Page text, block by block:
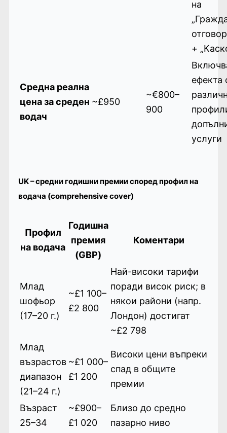
на
+
Средна реална
цена за среден
водач
~£950
~€800–
900
ефекта
услуги
UK – средни годишни премии според профил на
водача (comprehensive cover)
Профил
на водача
Годишна
премия
(GBP)
Коментари
Млад
шофьор
(17–20 г.)
~£1 100–
£2 800
Най-високи тарифи
поради висок риск; в
някои райони (напр.
Лондон) достигат
~£2 798
Млад
възрастов
диапазон
(21–24 г.)
~£1 000–
£1 200
Високи цени въпреки
спад в общите
премии
Възраст
25–34
~£900–
£1 020
Близо до средно
пазарно ниво